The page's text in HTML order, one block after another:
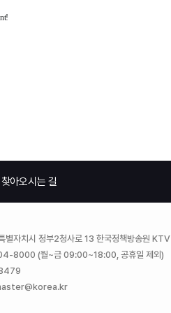
찾아오시는 길
별자치시 정부2청사로 13 한국정책방송원 KTV
8000 (월~금 09:00~18:00, 공휴일 제외)